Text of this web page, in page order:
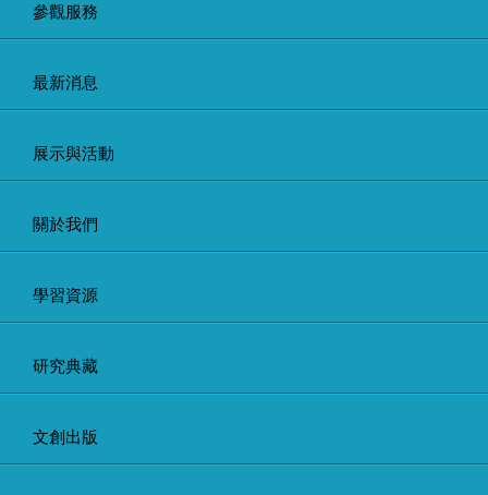
參觀服務
最新消息
展示與活動
關於我們
學習資源
研究典藏
文創出版